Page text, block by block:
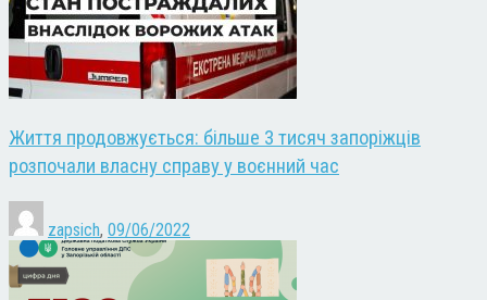
Життя продовжується: більше 3 тисяч запоріжців
розпочали власну справу у воєнний час
zapsich, 09/06/2022